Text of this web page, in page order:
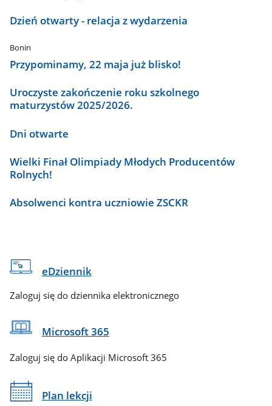
Dzień otwarty - relacja z wydarzenia
Bonin
Przypominamy, 22 maja już blisko!
Uroczyste zakończenie roku szkolnego
maturzystów 2025/2026.
Dni otwarte
Wielki Finał Olimpiady Młodych Producentów
Rolnych!
Absolwenci kontra uczniowie ZSCKR
eDziennik
Zaloguj się do dziennika elektronicznego
Microsoft 365
Zaloguj się do Aplikacji Microsoft 365
Plan lekcji